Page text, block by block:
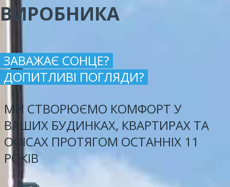
ВИРОБНИКА
ЗАВАЖАЄ СОНЦЕ?
ДОПИТЛИВІ ПОГЛЯДИ?
МИ СТВОРЮЄМО КОМФОРТ У
ВАШИХ БУДИНКАХ, КВАРТИРАХ ТА
ОФІСАХ ПРОТЯГОМ ОСТАННІХ 11
РОКІВ